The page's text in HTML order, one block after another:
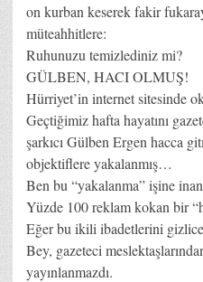
on kurban keserek fakir
müteahhitlere:
Ruhunuzu temizlediniz mi?
GÜLBEN, HACI OLMUŞ!
Hürriyet’in internet sitesinde
Geçtiğimiz hafta hayatını
şarkıcı Gülben Ergen hacca
objektiflere yakalanmış…
Ben bu “yakalanma” işine
Yüzde 100 reklam kokan bir
Eğer bu ikili ibadetlerini
Bey, gazeteci
yayınlanmazdı.